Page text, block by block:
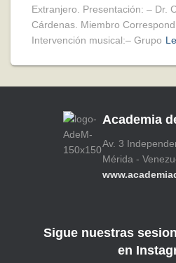
Extranjero. Presentación: – Dr.
Cárdenas. Miembro
Intervención musical:– Grupo
Academia
Av. 3
Mérida -
Sigue nuestras
en